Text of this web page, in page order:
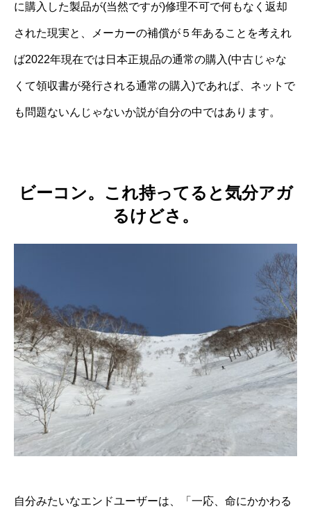
に購入した製品が(当然ですが)修理不可で何もなく返却
された現実と、メーカーの補償が５年あることを考えれ
ば2022年現在では日本正規品の通常の購入(中古じゃな
くて領収書が発行される通常の購入)であれば、ネットで
も問題ないんじゃないか説が自分の中ではあります。
ビーコン。これ持ってると気分アガ
るけどさ。
自分みたいなエンドユーザーは、「一応、命にかかわる